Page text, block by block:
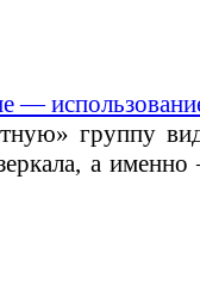
—
группу
а